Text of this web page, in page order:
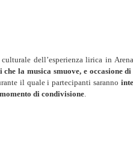
dell’esperienza lirica in
la musica smuove, e occasione
il quale i partecipanti saranno
di condivisione.